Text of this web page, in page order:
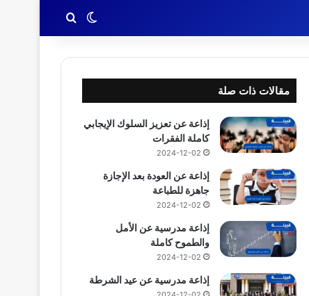
الوضع المظلم
بحث عن
مقالات ذات صلة
إذاعة عن تعزيز السلوك الإيجابي
كاملة الفقرات
2024-12-02
إذاعة عن العودة بعد الإجازة
جاهزة للطباعة
2024-12-02
إذاعة مدرسية عن الأمل
والطموح كاملة
2024-12-02
إذاعة مدرسية عن عيد الشرطة